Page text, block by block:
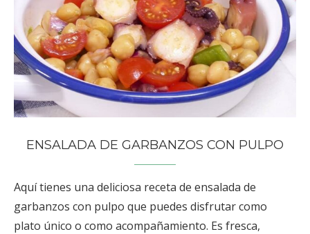
ENSALADA DE GARBANZOS CON PULPO
Aquí tienes una deliciosa receta de ensalada de
garbanzos con pulpo que puedes disfrutar como
plato único o como acompañamiento. Es fresca,